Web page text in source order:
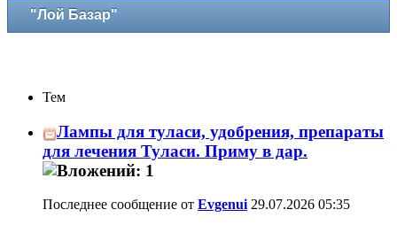
"Лой Базар"
Тем
Лампы для туласи, удобрения, препараты
для лечения Туласи. Приму в дар.
Последнее сообщение от Evgenui 29.07.2026 05:35